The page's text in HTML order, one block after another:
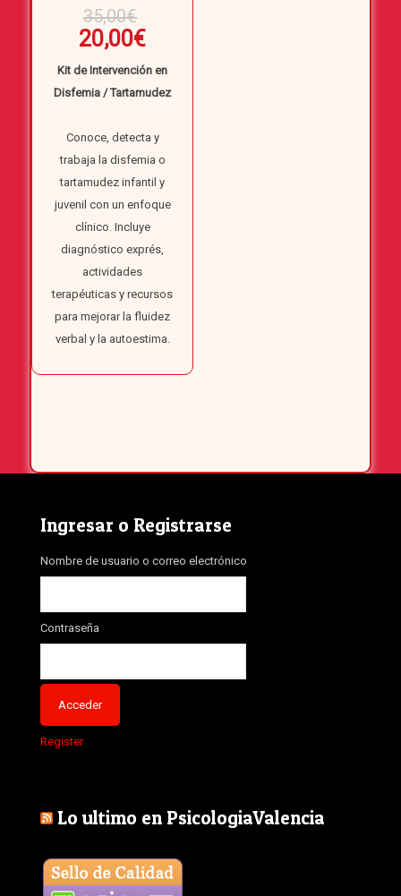
35,00€
precio
original
era:
35,00€.
20,00€El
precio
actual
es:
Kit de Intervención en
Disfemia / Tartamudez
Conoce, detecta y
trabaja la disfemia o
tartamudez infantil y
juvenil con un enfoque
clínico. Incluye
diagnóstico exprés,
actividades
terapéuticas y recursos
para mejorar la fluidez
verbal y la autoestima.
Ingresar o Registrarse
Nombre de usuario o correo electrónico
Contraseña
Register
Lo ultimo en PsicologiaValencia